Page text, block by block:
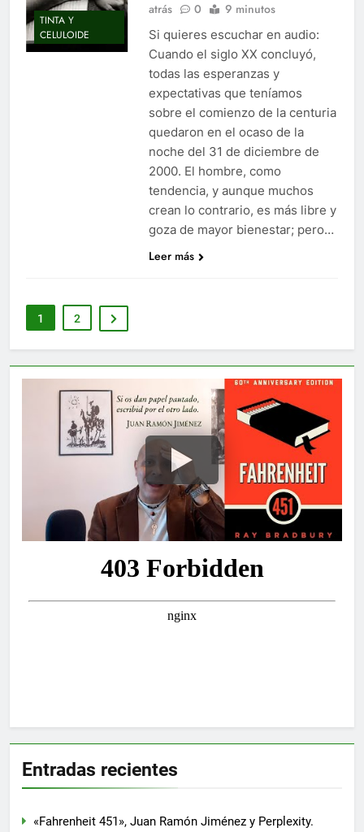
TINTA Y
CELULOIDE
atrás
0 9 minutos
Si quieres escuchar en audio:
Cuando el siglo XX concluyó,
todas las esperanzas y
expectativas que teníamos
sobre el comienzo de la centuria
quedaron en el ocaso de la
noche del 31 de diciembre de
2000. El hombre, como
tendencia, y aunque muchos
crean lo contrario, es más libre y
goza de mayor bienestar; pero…
Leer más
1 2
Entradas recientes
«Fahrenheit 451», Juan Ramón Jiménez y Perplexity.